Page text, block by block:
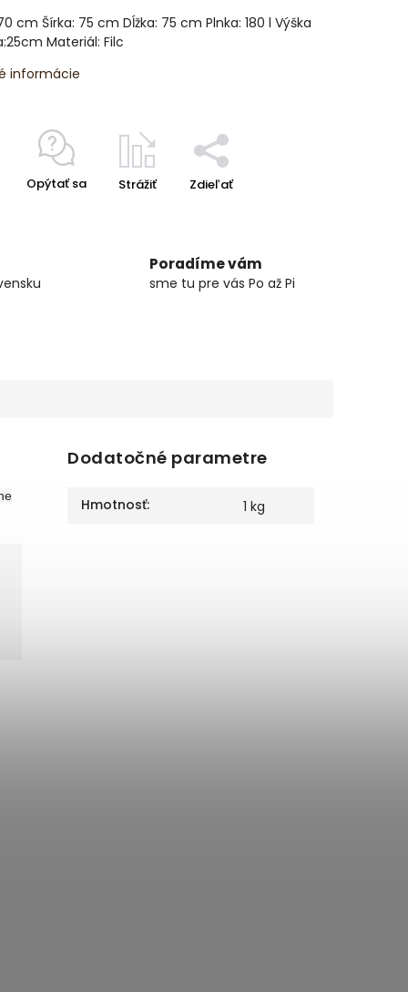
cm Šírka: 75 cm Dĺžka: 75 cm Plnka: 180 l Výška
Materiál: Filc
informácie
Opýtať sa Strážiť Zdieľať
Poradíme vám
sme tu pre vás Po až Pi
Dodatočné parametre
Hmotnosť: 1 kg